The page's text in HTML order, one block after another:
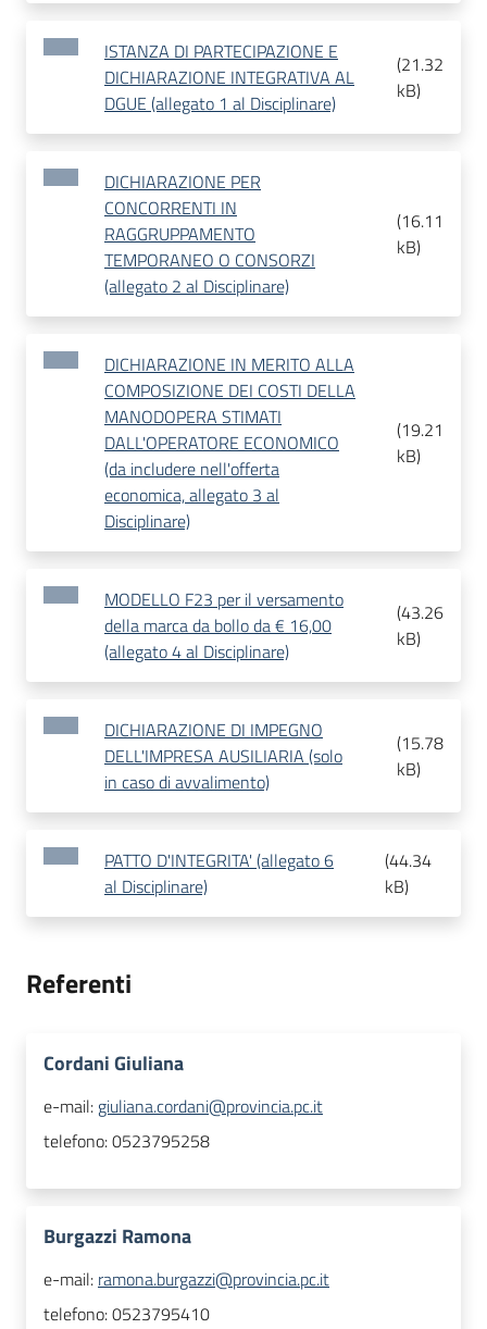
ISTANZA DI PARTECIPAZIONE E
DICHIARAZIONE INTEGRATIVA AL
DGUE (allegato 1 al Disciplinare)
(21.32
kB)
DICHIARAZIONE PER
CONCORRENTI IN
RAGGRUPPAMENTO
TEMPORANEO O CONSORZI
(allegato 2 al Disciplinare)
(16.11
kB)
DICHIARAZIONE IN MERITO ALLA
COMPOSIZIONE DEI COSTI DELLA
MANODOPERA STIMATI
DALL'OPERATORE ECONOMICO
(da includere nell'offerta
economica, allegato 3 al
Disciplinare)
(19.21
kB)
MODELLO F23 per il versamento
della marca da bollo da € 16,00
(allegato 4 al Disciplinare)
(43.26
kB)
DICHIARAZIONE DI IMPEGNO
DELL'IMPRESA AUSILIARIA (solo
in caso di avvalimento)
(15.78
kB)
PATTO D'INTEGRITA' (allegato 6
al Disciplinare)
(44.34
kB)
Referenti
Cordani Giuliana
e-mail: giuliana.cordani@provincia.pc.it
telefono:0523795258
Burgazzi Ramona
e-mail: ramona.burgazzi@provincia.pc.it
telefono:0523795410